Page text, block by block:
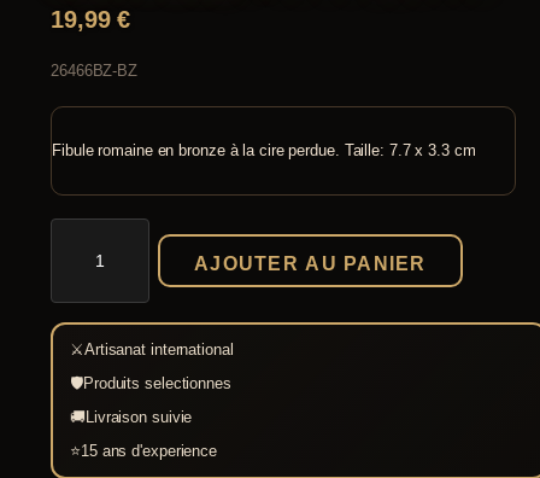
19,99€
26466BZ-BZ
Fibule romaine en bronze à la cire perdue. Taille: 7.7 x 3.3 cm
quantité
bronze
AJOUTER AU PANIER
⚔Artisanat international
🛡Produits selectionnes
🚚Livraison suivie
⭐15 ans d'experience